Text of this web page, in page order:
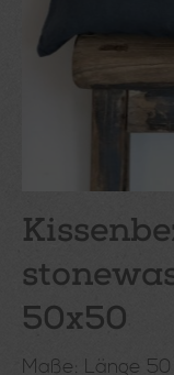
50x50
Maße: Länge